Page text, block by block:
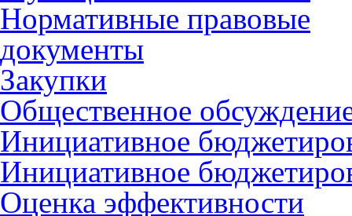
Нормативные правовые
документы
Закупки
Общественное
Инициативное
Инициативное
Оценка эффективности